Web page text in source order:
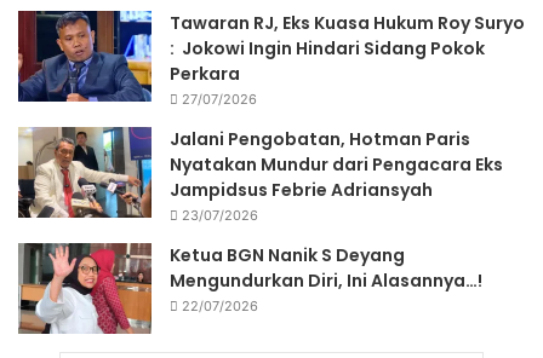
Tawaran RJ, Eks Kuasa Hukum Roy Suryo
: Jokowi Ingin Hindari Sidang Pokok
Perkara
27/07/2026
Jalani Pengobatan, Hotman Paris
Nyatakan Mundur dari Pengacara Eks
Jampidsus Febrie Adriansyah
23/07/2026
Ketua BGN Nanik S Deyang
Mengundurkan Diri, Ini Alasannya…!
22/07/2026